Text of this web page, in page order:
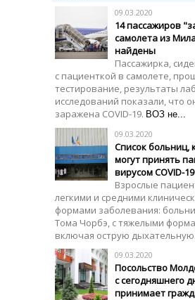
09.03.2020
14 пассажиров
самолета из
найдены
Пассажирка,
с пациенткой в ​​самолете,
тестирование, результаты
исследований показали, что
заражена COVID-19. ВОЗ не...
09.03.2020
Список больниц,
могут принять
вирусом COVID-19
Взрослые
легкими и средними
формами заболевания:
Тома Чорбэ, с тяжелыми
включая острую
09.03.2020
Посольство
с сегодняшнего
принимает